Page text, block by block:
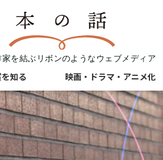
家を結ぶリボンのようなウェブメディア
知る 映画・ドラマ・アニメ化